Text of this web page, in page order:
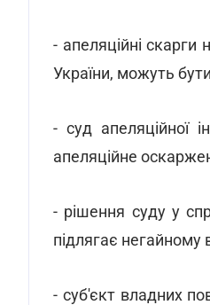
- апеляційні скарги
України, можуть
- суд апеляційної
апеляційне
- рішення суду у
підлягає
- суб'єкт владних